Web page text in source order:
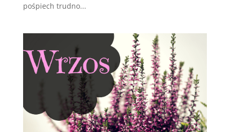
pośpiech trudno...